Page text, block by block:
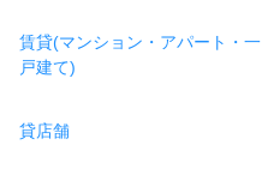
賃貸(マンション・アパート・一
戸建て)
貸店舗